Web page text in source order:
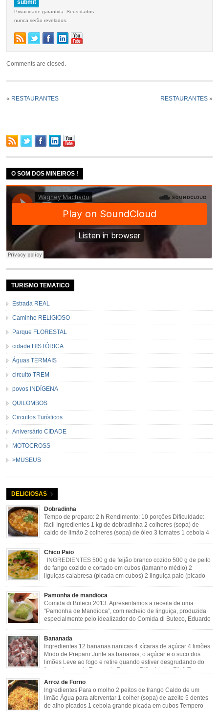
Privacidade garantida. Seus dados
nunca serão revelados.
Comments are closed.
« RESTAURANTES RESTAURANTES»
O SOM DOS MINEIROS !
TURISMO TEMATICO
Estrada REAL
Caminho RELIGIOSO
Parque FLORESTAL
cidade HISTÓRICA
Águas TERMAIS
circuito TREM
povos INDÍGENA
QUILOMBOS
Circuitos Turísticos
Aniversário CIDADE
MOTOCROSS
>MUSEUS
DELICIOSAS
Dobradinha
Tempo de preparo: 2 h Rendimento: 10 porções Dificuldade:
fácil Ingredientes 1 kg de dobradinha 2 colheres (sopa) de
caldo de limão 2 colheres (sopa) de óleo 3 tomates 1 cebola 4
gosto Modo de Preparo: Lavar muito bem a dobradinha com limão. Deixar de
molho […]
Chico Paio
INGREDIENTES 500 g de feijão branco cozido 500 g de peito
de fango cozido e cortado em cubos (tamanho médio) 2
liguiças calabresa (picada em cubos) 2 linguiça paio (picado
verde 2 dentes de alho amassado 3 colheres de óleo 2 […]
Pamonha de mandioca
Comida di Buteco 2013. Apresentamos a receita de uma
“Pamonha de Mandioca”, com recheio de linguiça, produzida
especialmente pelo idealizador do Comida di Buteco, Eduardo
cebola picadinha 100gr de mandioca crua ralada e espremida 1 colher café
de manteiga 35ml de leite Palha de milho verde 1 […]
Bananada
Ingredientes 12 bananas nanicas 4 xícaras de açúcar 4 limões
Modo de Preparo Junte as bananas, o açúcar e o suco dos
limões Leve ao fogo e retire quando estiver desgrudando do
fundo da panela Tempo de Preparo Dificuldade: Fácil Tempo
de Preparo: 40 minutos http://eusoumineirouaiso.com.br/culinaria-
mineira/bananada#tempo-de-preparo
Arroz de Forno
Ingredientes Para o molho 2 peitos de frango Caldo de um
limão Água para aferventar 1 colher (sopa) de azeite 5 dentes
de alho picados 1 cebola grande picada em cubos Tempero